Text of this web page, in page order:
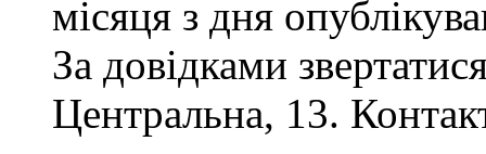
місяця з дня
За довідками
Центральна, 13.